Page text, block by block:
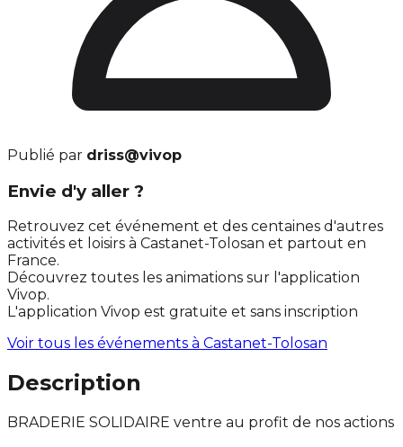
Publié par driss@vivop
Envie d'y aller ?
Retrouvez cet événement et des centaines d'autres
activités et loisirs à Castanet-Tolosan et partout en
France.
Découvrez toutes les animations sur l'application
Vivop.
L'application Vivop est gratuite et sans inscription
Voir tous les événements à Castanet-Tolosan
Description
BRADERIE SOLIDAIRE ventre au profit de nos actions